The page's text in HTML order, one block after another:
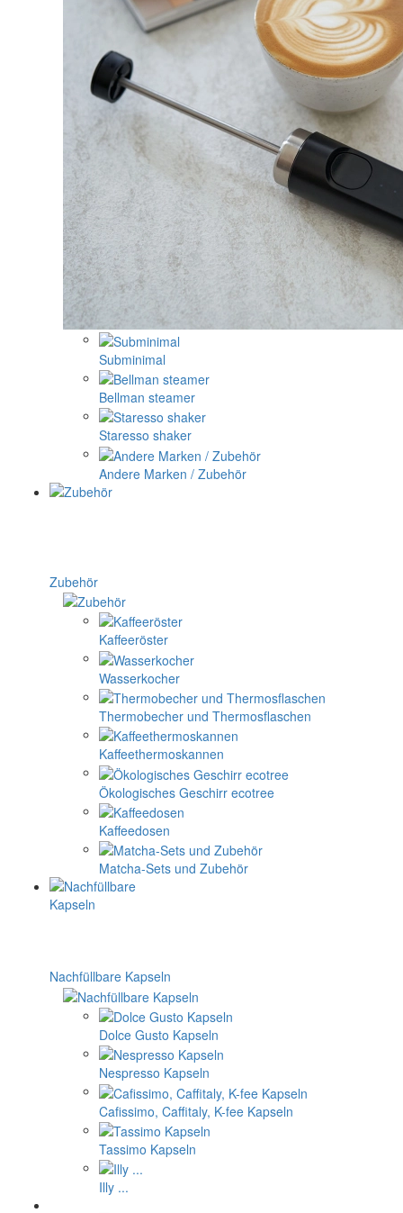
Subminimal
Bellman steamer
Staresso shaker
Andere Marken / Zubehör
Zubehör
Kaffeeröster
Wasserkocher
Thermobecher und Thermosflaschen
Kaffeethermoskannen
Ökologisches Geschirr ecotree
Kaffeedosen
Matcha-Sets und Zubehör
Nachfüllbare Kapseln
Dolce Gusto Kapseln
Nespresso Kapseln
Cafissimo, Caffitaly, K-fee Kapseln
Tassimo Kapseln
Illy ...